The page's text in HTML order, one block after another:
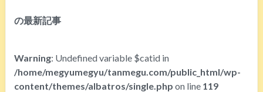
の最新記事
Warning: Undefined variable $catid in
/home/megyumegyu/tanmegu.com/public_html/wp-
content/themes/albatros/single.php on line 119